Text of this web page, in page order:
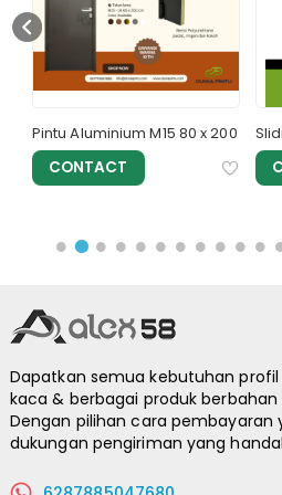
Pintu Aluminium M15 80 x 200
CONTACT
Dapatkan semua kebutuhan
kaca & berbagai produk
Dengan pilihan cara pembayaran
dukungan pengiriman yang